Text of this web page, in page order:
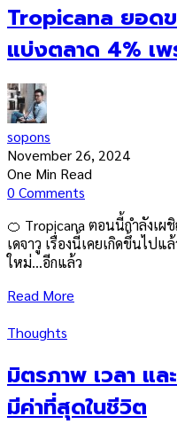
Tropicana ยอด
แบ่งตลาด 4% เพ
sopons
November 26, 2024
One Min Read
0 Comments
🍊 Tropicana ตอนนี้กำลังเ
เดจาวู เรื่องนี้เคยเกิดขึ้นไป
ใหม่…อีกแล้ว
Read More
Thoughts
มิตรภาพ เวลา แล
มีค่าที่สุดในชีวิต